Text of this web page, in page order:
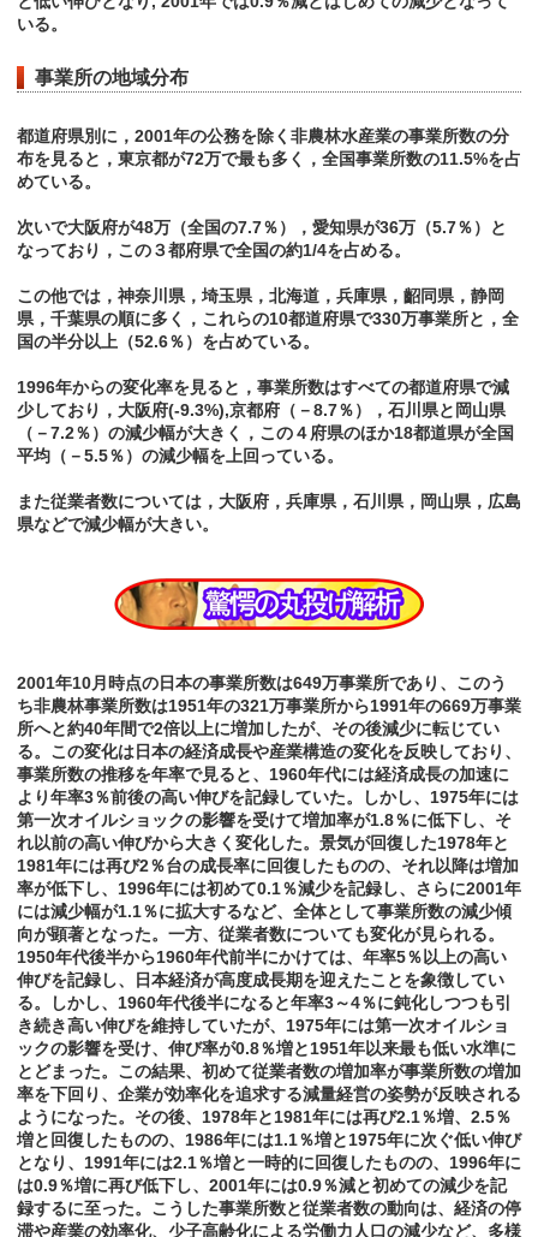
いる。
事業所の地域分布
都道府県別に，2001年の公務を除く非農林水産業の事業所数の分
布を見ると，東京都が72万で最も多く，全国事業所数の11.5%を占
めている。
次いで大阪府が48万（全国の7.7％），愛知県が36万（5.7％）と
なっており，この３都府県で全国の約1/4を占める。
この他では，神奈川県，埼玉県，北海道，兵庫県，齠同県，静岡
県，千葉県の順に多く，これらの10都道府県で330万事業所と，全
国の半分以上（52.6％）を占めている。
1996年からの変化率を見ると，事業所数はすべての都道府県で減
少しており，大阪府(-9.3%),京都府（－8.7％），石川県と岡山県
（－7.2％）の減少幅が大きく，この４府県のほか18都道県が全国
平均（－5.5％）の減少幅を上回っている。
また従業者数については，大阪府，兵庫県，石川県，岡山県，広島
県などで減少幅が大きい。
2001年10月時点の日本の事業所数は649万事業所であり、このう
ち非農林事業所数は1951年の321万事業所から1991年の669万事業
所へと約40年間で2倍以上に増加したが、その後減少に転じてい
る。この変化は日本の経済成長や産業構造の変化を反映しており、
事業所数の推移を年率で見ると、1960年代には経済成長の加速に
より年率3％前後の高い伸びを記録していた。しかし、1975年には
第一次オイルショックの影響を受けて増加率が1.8％に低下し、そ
れ以前の高い伸びから大きく変化した。景気が回復した1978年と
1981年には再び2％台の成長率に回復したものの、それ以降は増加
率が低下し、1996年には初めて0.1％減少を記録し、さらに2001年
には減少幅が1.1％に拡大するなど、全体として事業所数の減少傾
向が顕著となった。一方、従業者数についても変化が見られる。
1950年代後半から1960年代前半にかけては、年率5％以上の高い
伸びを記録し、日本経済が高度成長期を迎えたことを象徴してい
る。しかし、1960年代後半になると年率3～4％に鈍化しつつも引
き続き高い伸びを維持していたが、1975年には第一次オイルショ
ックの影響を受け、伸び率が0.8％増と1951年以来最も低い水準に
とどまった。この結果、初めて従業者数の増加率が事業所数の増加
率を下回り、企業が効率化を追求する減量経営の姿勢が反映される
ようになった。その後、1978年と1981年には再び2.1％増、2.5％
増と回復したものの、1986年には1.1％増と1975年に次ぐ低い伸び
となり、1991年には2.1％増と一時的に回復したものの、1996年に
は0.9％増に再び低下し、2001年には0.9％減と初めての減少を記
録するに至った。こうした事業所数と従業者数の動向は、経済の停
滞や産業の効率化、少子高齢化による労働力人口の減少など、多様